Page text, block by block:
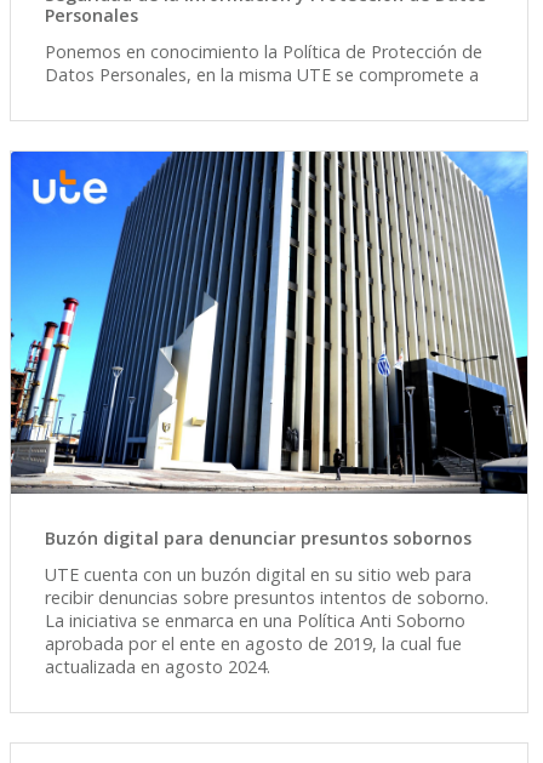
Personales
Ponemos en conocimiento la Política de Protección de
Datos Personales, en la misma UTE se compromete a
Buzón digital para denunciar presuntos sobornos
UTE cuenta con un buzón digital en su sitio web para
recibir denuncias sobre presuntos intentos de soborno.
La iniciativa se enmarca en una Política Anti Soborno
aprobada por el ente en agosto de 2019, la cual fue
actualizada en agosto 2024.